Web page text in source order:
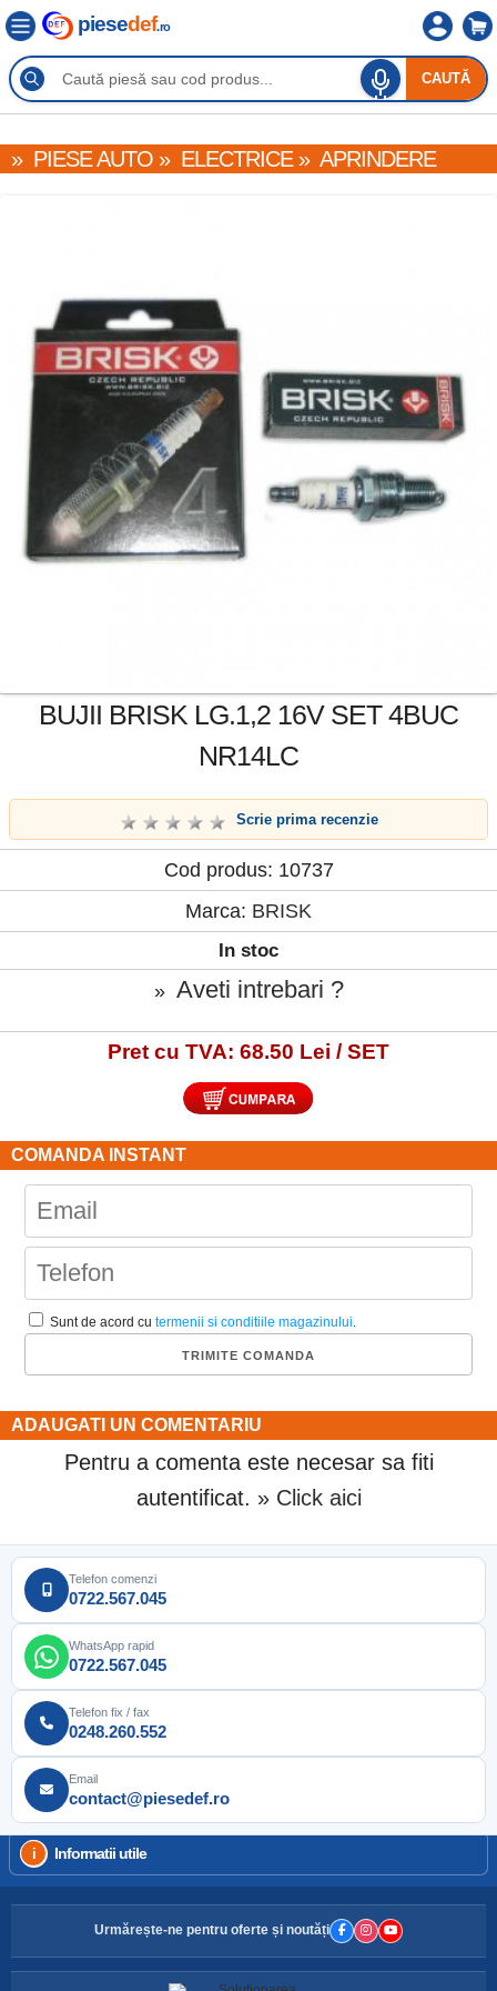
CAUTĂ
piesedef.ro
» PIESE AUTO » ELECTRICE» APRINDERE
BUJII BRISK LG.1,2 16V SET 4BUC
NR14LC
Scrie prima recenzie
Cod produs: 10737
Marca: BRISK
In stoc
» Aveti intrebari ?
Pret cu TVA: 68.50 Lei / SET
COMANDA INSTANT
Sunt de acord cutermenii si conditiile magazinului
ADAUGATI UN COMENTARIU
Pentru a comenta este necesar sa fiti
autentificat. » Click aici
Telefon comenzi
0722.567.045
WhatsApp rapid
0722.567.045
Telefon fix / fax
0248.260.552
Email
contact@piesedef.ro
Informatii utile
Urmărește-ne pentru oferte și noutăți